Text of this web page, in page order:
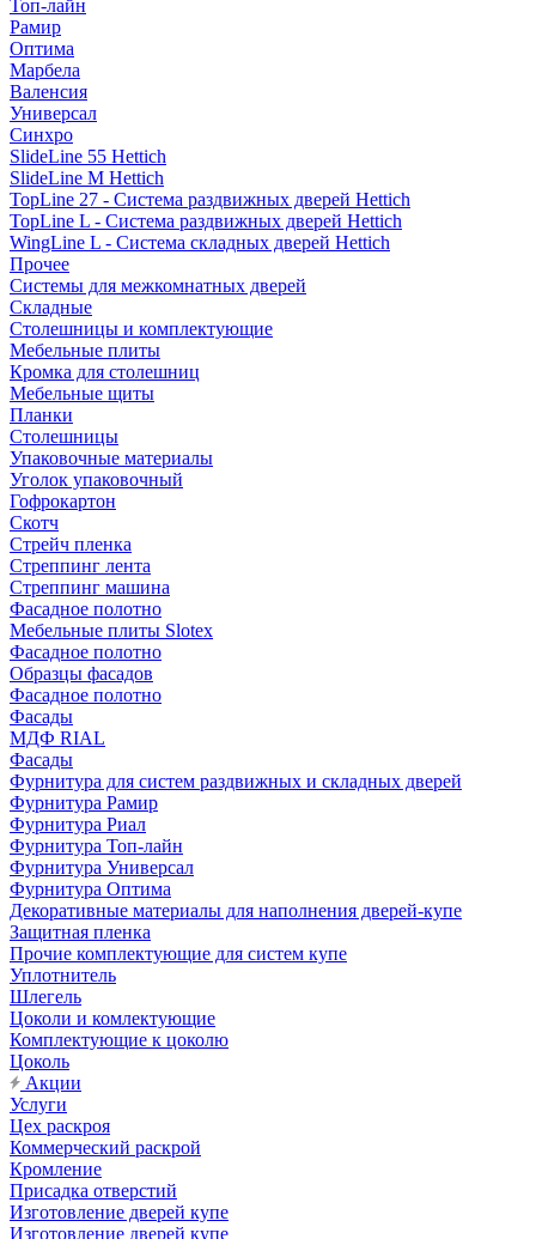
Топ-лайн
Рамир
Оптима
Марбела
Валенсия
Универсал
Синхро
SlideLine 55 Hettich
SlideLine M Hettich
TopLine 27 - Система раздвижных дверей Hettich
TopLine L - Система раздвижных дверей Hettich
WingLine L - Система складных дверей Hettich
Прочее
Системы для межкомнатных дверей
Складные
Столешницы и комплектующие
Мебельные плиты
Кромка для столешниц
Мебельные щиты
Планки
Столешницы
Упаковочные материалы
Уголок упаковочный
Гофрокартон
Скотч
Стрейч пленка
Стреппинг лента
Стреппинг машина
Фасадное полотно
Мебельные плиты Slotex
Фасадное полотно
Образцы фасадов
Фасадное полотно
Фасады
МДФ RIAL
Фасады
Фурнитура для систем раздвижных и складных дверей
Фурнитура Рамир
Фурнитура Риал
Фурнитура Топ-лайн
Фурнитура Универсал
Фурнитура Оптима
Декоративные материалы для наполнения дверей-купе
Защитная пленка
Прочие комплектующие для систем купе
Уплотнитель
Шлегель
Цоколи и комлектующие
Комплектующие к цоколю
Цоколь
Акции
Услуги
Цех раскроя
Коммерческий раскрой
Кромление
Присадка отверстий
Изготовление дверей купе
Изготовление дверей купе